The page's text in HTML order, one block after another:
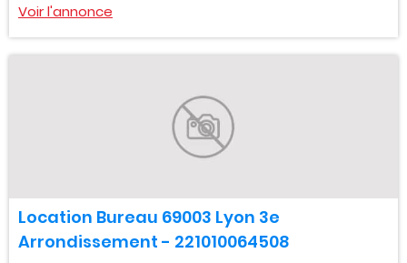
Voir l'annonce
Location Bureau 69003 Lyon 3e
Arrondissement - 221010064508